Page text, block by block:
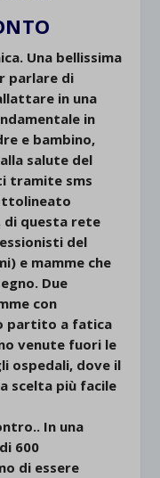
Una bellissima
parlare di
in una
in
e bambino,
salute del
tramite sms
di questa rete
del
e mamme che
Due
con
partito a fatica
venute fuori le
ospedali, dove il
scelta più facile
In una
600
di essere